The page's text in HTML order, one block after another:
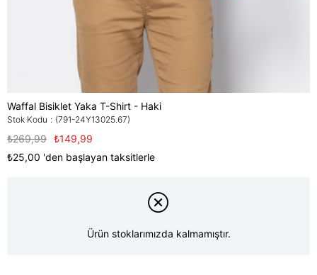
Waffal Bisiklet Yaka T-Shirt - Haki
Stok Kodu (791-24Y13025.67)
₺269,99 ₺149,99
₺25,00 'den başlayan taksitlerle
Ürün stoklarımızda kalmamıştır.